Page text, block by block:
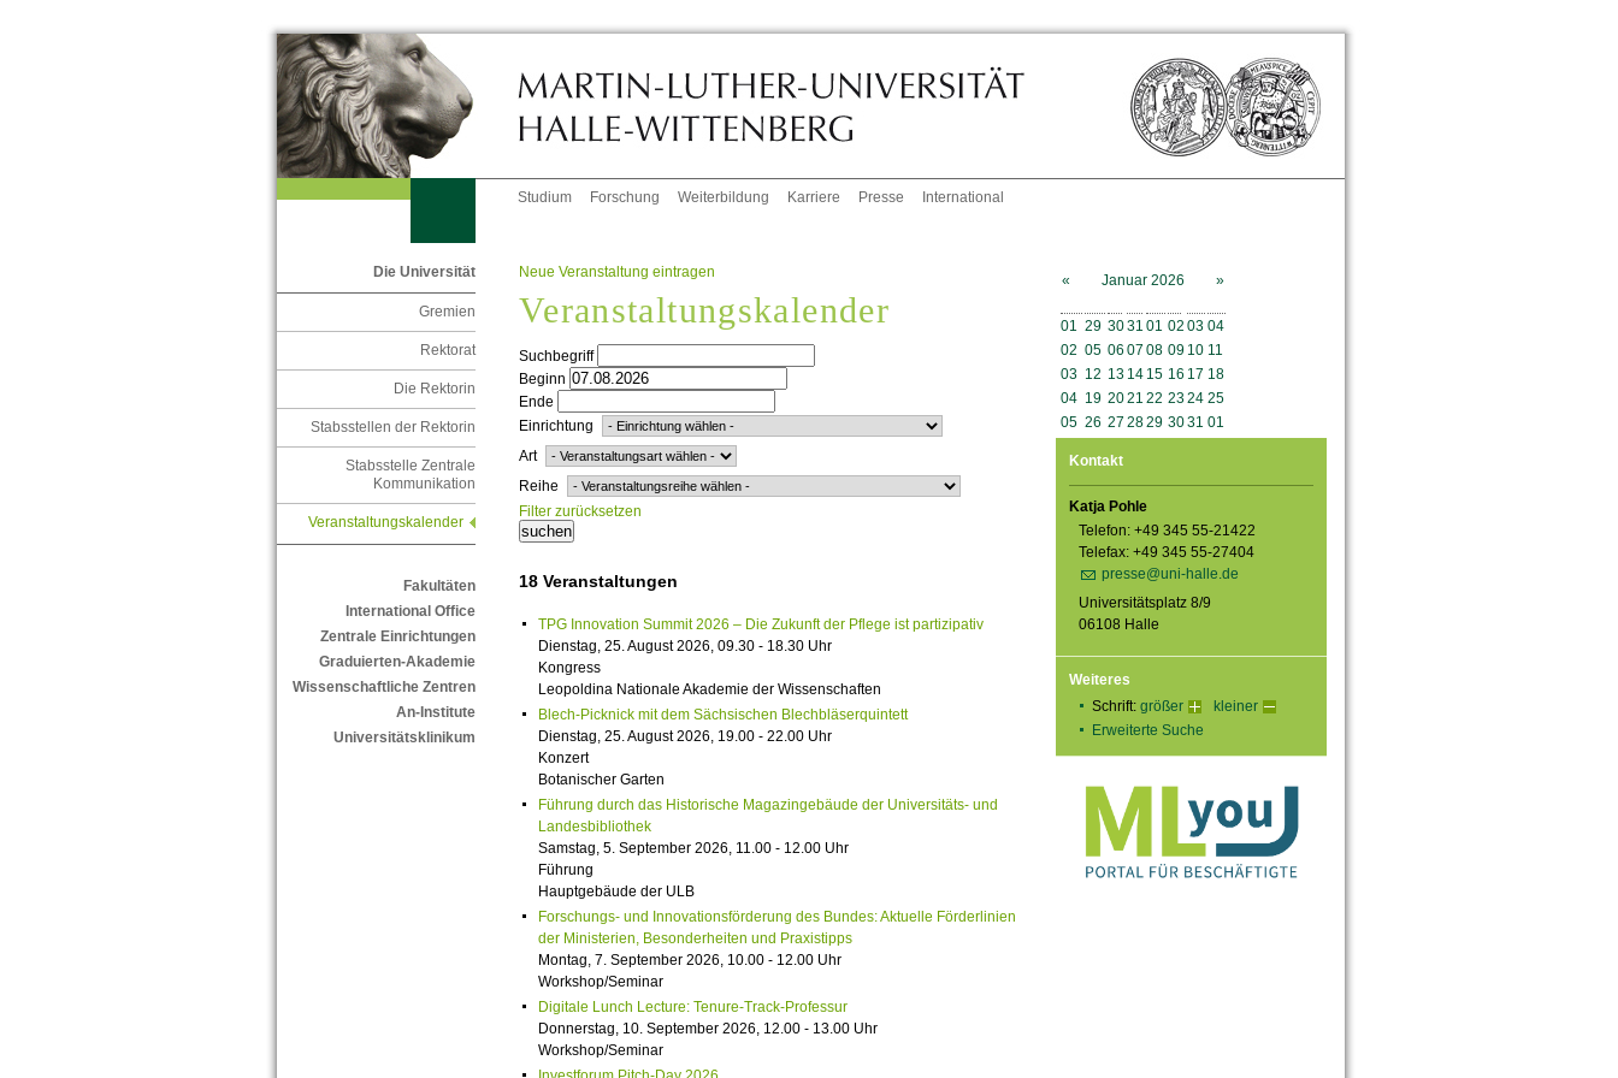
Studium Forschung Weiterbildung Karriere Presse International
Die Universität
Gremien
Rektorat
Die Rektorin
Stabsstellen der Rektorin
Stabsstelle Zentrale
Kommunikation
Veranstaltungskalender
Fakultäten
International Office
Zentrale Einrichtungen
Graduierten-Akademie
Wissenschaftliche Zentren
An-Institute
Universitätsklinikum
« Januar 2026
»
01 29 3031 01 02 03 04
02 05 06 07 08 09 10 11
03 12 13 14 15 16 17 18
04 19 2021 22 2324 25
05 26 27 2829 3031 01
Kontakt
Katja Pohle
Telefon: +49 345 55-21422
Telefax: +49 345 55-27404
presse@uni-halle.de
Universitätsplatz 8/9
06108 Halle
Weiteres
Schrift: größer
kleiner
Erweiterte Suche
Neue Veranstaltung eintragen
Veranstaltungskalender
Suchbegriff
Beginn
Ende
Einrichtung
Art
Reihe
Filter zurücksetzen
18 Veranstaltungen
TPG Innovation Summit 2026 – Die Zukunft der Pflege ist partizipativ
Dienstag, 25. August 2026, 09.30 - 18.30 Uhr
Kongress
Leopoldina Nationale Akademie der Wissenschaften
Blech-Picknick mit dem Sächsischen Blechbläserquintett
Dienstag, 25. August 2026, 19.00 - 22.00 Uhr
Konzert
Botanischer Garten
Führung durch das Historische Magazingebäude der Universitäts- und
Landesbibliothek
Samstag, 5. September 2026, 11.00 - 12.00 Uhr
Führung
Hauptgebäude der ULB
Forschungs- und Innovationsförderung des Bundes: Aktuelle Förderlinien
der Ministerien, Besonderheiten und Praxistipps
Montag, 7. September 2026, 10.00 - 12.00 Uhr
Workshop/Seminar
Digitale Lunch Lecture: Tenure-Track-Professur
Donnerstag, 10. September 2026, 12.00 - 13.00 Uhr
Workshop/Seminar